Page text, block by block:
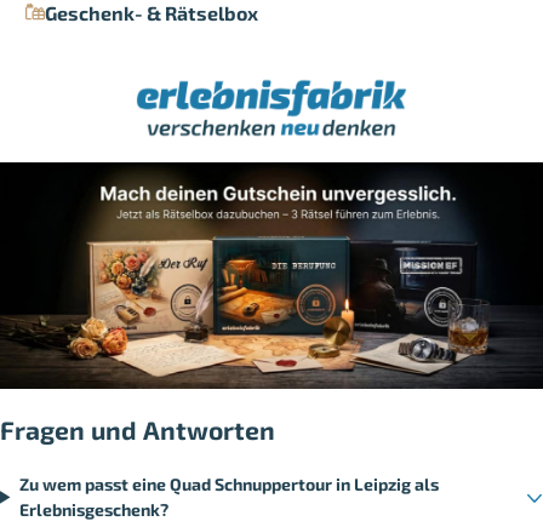
Geschenk- & Rätselbox
Fragen und Antworten
Zu wem passt eine Quad Schnuppertour in Leipzig als
Erlebnisgeschenk?